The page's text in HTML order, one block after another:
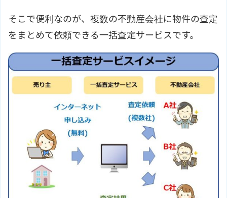
そこで便利なのが、複数の不動産会社に物件の査定
をまとめて依頼できる一括査定サービスです。